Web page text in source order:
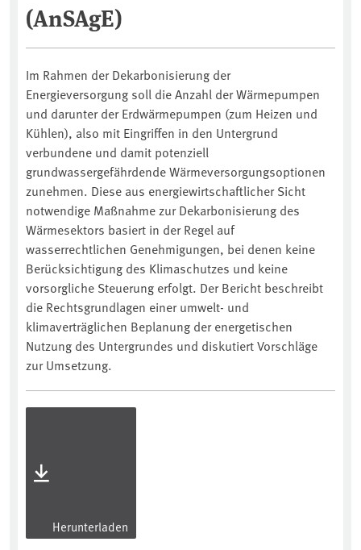
(AnSAgE)
Im Rahmen der Dekarbonisierung der
Energieversorgung soll die Anzahl der Wärmepumpen
und darunter der Erdwärmepumpen (zum Heizen und
Kühlen), also mit Eingriffen in den Untergrund
verbundene und damit potenziell
grundwassergefährdende Wärmeversorgungsoptionen
zunehmen. Diese aus energiewirtschaftlicher Sicht
notwendige Maßnahme zur Dekarbonisierung des
Wärmesektors basiert in der Regel auf
wasserrechtlichen Genehmigungen, bei denen keine
Berücksichtigung des Klimaschutzes und keine
vorsorgliche Steuerung erfolgt. Der Bericht beschreibt
die Rechtsgrundlagen einer umwelt- und
klimaverträglichen Beplanung der energetischen
Nutzung des Untergrundes und diskutiert Vorschläge
zur Umsetzung.
Herunterladen